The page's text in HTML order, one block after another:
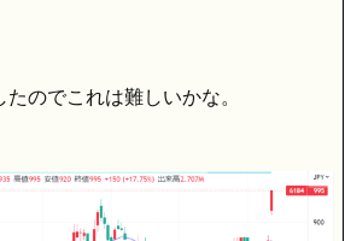
のでこれは難しいかな。